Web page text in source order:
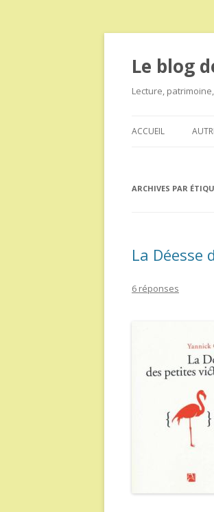
Le blog
Lecture,
ACCUEIL
ARCHIVES PAR
La Déesse
6 réponses